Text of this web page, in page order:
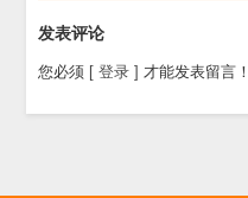
发表评论
您必须 [ 登录 ] 才能发表留言！